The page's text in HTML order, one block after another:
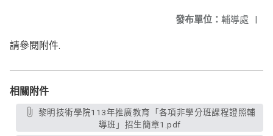
發布單位： 輔導處 |
請參閱附件.
相關附件
導班」招生簡章1.pdf